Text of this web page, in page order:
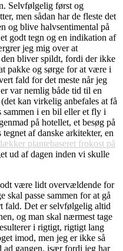
Selvfølgelig først og
men sådan har de fleste det
og blive halvsentimental på
godt tegn og en indikation af
jeg mig over at
bliver spildt, fordi der ikke
pakke og sørge for at være i
fald for det meste når jeg
var nemlig både tid til en
kan virkelig anbefales at få
sammen i en bil eller et fly i
på hotellet, et besøg på
af danske arkitekter, en
plantebaseret frokost på
ud af dagen inden vi skulle
være lidt overvældende for
skal passe sammen for at gå
fald. Det er selvfølgelig altid
og man skal nærmest tage
i rigtigt, rigtigt lang
imod, men jeg er ikke så
ad gangen, især fordi jeg har